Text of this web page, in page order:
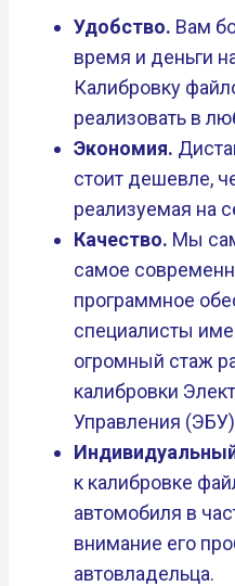
Удобство. Вам
время и деньги
Калибровку
реализовать в
Экономия.
стоит дешевле,
реализуемая на
Качество. Мы
самое
программное
специалисты
огромный стаж
калибровки
Управления
к калибровке
автомобиля в
внимание его
автовладельца.